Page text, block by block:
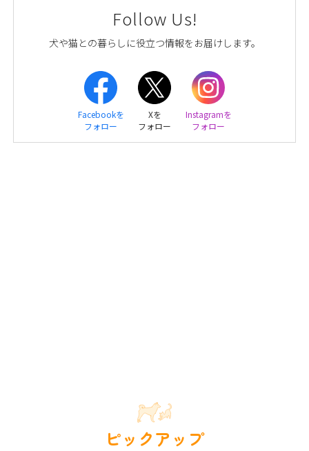
Follow Us!
犬や猫との暮らしに役立つ情報をお届けします。
Facebookを
フォロー
Xを
フォロー
Instagramを
フォロー
ピックアップ